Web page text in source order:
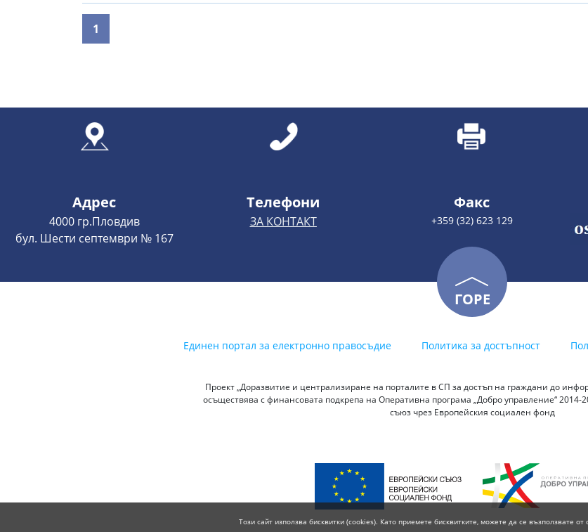
1
Адрес
4000 гр.Пловдив
бул. Шести септември № 167
Телефони
ЗА КОНТАКТ
Факс
+359 (32) 623 129
ГОРЕ
Единен портал за електронно правосъдие Политика за достъпност
Проект „Доразвитие и централизиране на порталите в СП за достъп на граждани до
осъществява с финансовата подкрепа на Оперативна програма „Добро управление“
съюз чрез Европейския социален фонд
Този сайт използва бисквитки (cookies). Като приемете бисквитките, можете да се възползвате